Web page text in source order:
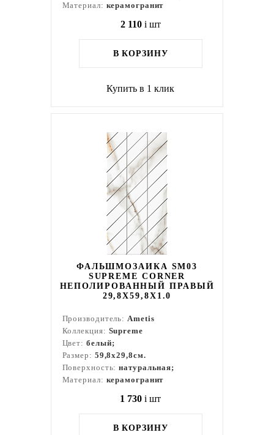
Материал: керамогранит
2 110 i шт
В КОРЗИНУ
Купить в 1 клик
ФАЛЬШМОЗАИКА SM03
SUPREME CORNER
НЕПОЛИРОВАННЫЙ ПРАВЫЙ
29,8X59,8X1.0
Производитель:Ametis
Коллекция: Supreme
Цвет: белый;
Размер: 59,8x29,8см.
Поверхность:натуральная;
Материал: керамогранит
1 730 i шт
В КОРЗИНУ